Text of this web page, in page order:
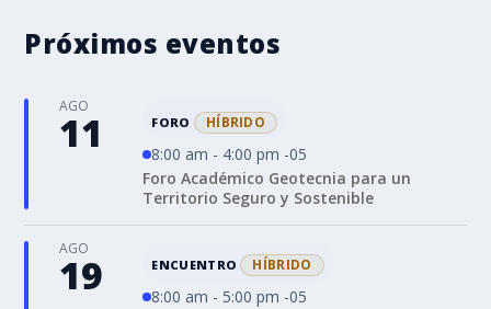
Próximos eventos
AGO
11 FORO HÍBRIDO
8:00 am - 4:00 pm -05
Foro Académico Geotecnia para un
Territorio Seguro y Sostenible
AGO
19 ENCUENTRO HÍBRIDO
8:00 am - 5:00 pm -05